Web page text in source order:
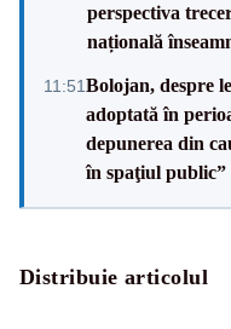
perspectiva
națională
11:51Bolojan, despre
adoptată în
depunerea din
în spaţiul public”
Distribuie articolul